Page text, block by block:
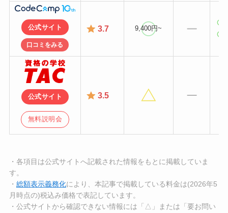
公式サイト
口コミをみる
3.7 9,400円~
公式サイト
無料説明会
3.5
・各項目は公式サイトへ記載された情報をもとに掲載していま
す。
・ 総額表示義務化により、本記事で掲載している料金は(2026年5
月時点の)税込み価格で表記しています。
・公式サイトから確認できない情報には「△」または「要お問い